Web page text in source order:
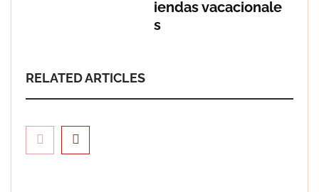
iendas vacacionale
s
RELATED ARTICLES